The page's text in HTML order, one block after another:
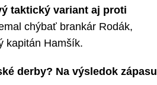
taktický variant aj proti
chýbať brankár Rodák,
kapitán Hamšík.
derby? Na výsledok zápasu